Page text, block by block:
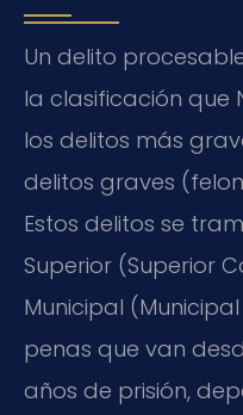
Un delito
la clasificación que
los delitos más
delitos graves (
Estos delitos se
Superior (Superior
Municipal (
penas que van
años de prisión,